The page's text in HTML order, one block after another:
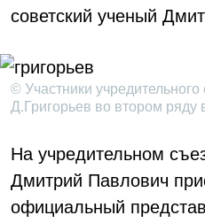
советский ученый
© Участники
Д.Григорьев во втором ряду
На учредительном
Дмитрий Павлович
официальный